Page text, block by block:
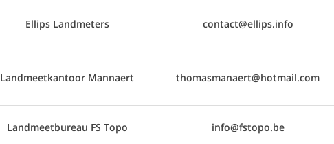
Ellips Landmeters contact@ellips.info
Landmeetkantoor Mannaert thomasmanaert@hotmail.com
Landmeetbureau FS Topo info@fstopo.be